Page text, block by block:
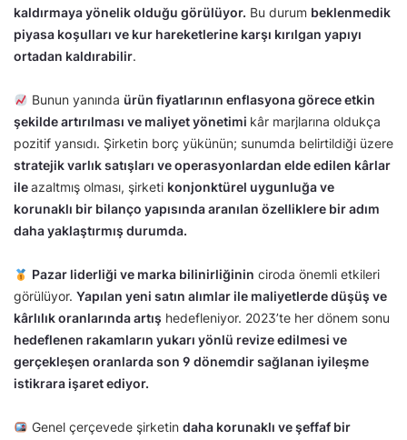
kaldırmaya yönelik olduğu görülüyor. Bu durum beklenmedik
piyasa koşulları ve kur hareketlerine karşı kırılgan yapıyı
ortadan kaldırabilir.
Bunun yanında ürün fiyatlarının enflasyona görece etkin
şekilde artırılması ve maliyet yönetimi kâr marjlarına oldukça
pozitif yansıdı. Şirketin borç yükünün; sunumda belirtildiği üzere
stratejik varlık satışları ve operasyonlardan elde edilen kârlar
ileazaltmış olması, şirketi konjonktürel uygunluğa ve
korunaklı bir bilanço yapısında aranılan özelliklere bir adım
daha yaklaştırmış durumda.
Pazar liderliği ve marka bilinirliğinin ciroda önemli etkileri
görülüyor. Yapılan yeni satın alımlar ile maliyetlerde düşüş ve
kârlılık oranlarında artış hedefleniyor. 2023’te her dönem sonu
hedeflenen rakamların yukarı yönlü revize edilmesi ve
gerçekleşen oranlarda son 9 dönemdir sağlanan iyileşme
istikrara işaret ediyor.
Genel çerçevede şirketin daha korunaklı ve şeffaf bir